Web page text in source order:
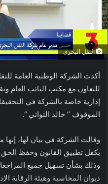
النقل البحري
أكدت الشركة الوطنية العامة
للتعاون مع مكتب النائب العام
إدارية خاصة بالشركة في
الموقوف ” خالد التواتي “.
وقالت الشركة في بيان لها، إنها
يكفل تطبيق القانون وحفظ
وذلك بشأن تسهيل جميع المراجعات
ديوان المحاسبة وهيئة الرقابة